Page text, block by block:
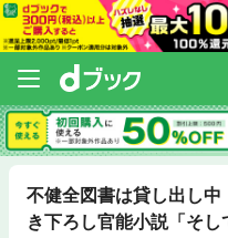
不健全図書は貸し出し
き下ろし官能小説「そ